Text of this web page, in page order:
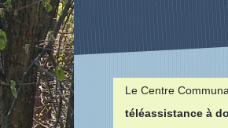
Le Centre
téléassistance à